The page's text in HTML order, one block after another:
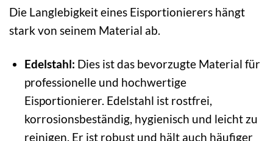
Die Langlebigkeit eines Eisportionierers hängt
stark von seinem Material ab.
Edelstahl: Dies ist das bevorzugte Material für
professionelle und hochwertige
Eisportionierer. Edelstahl ist rostfrei,
korrosionsbeständig, hygienisch und leicht zu
reinigen. Er ist robust und hält auch häufiger